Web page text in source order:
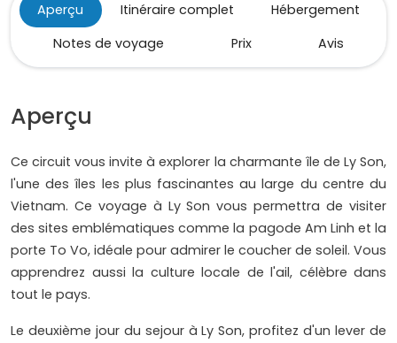
Aperçu Itinéraire complet
Hébergement
Notes de voyage
Prix Avis
Aperçu
Ce circuit vous invite à explorer la charmante île de Ly Son,
l'une des îles les plus fascinantes au large du centre du
Vietnam. Ce voyage à Ly Son vous permettra de visiter
des sites emblématiques comme la pagode Am Linh et la
porte To Vo, idéale pour admirer le coucher de soleil. Vous
apprendrez aussi la culture locale de l'ail, célèbre dans
tout le pays.
Le deuxième jour du sejour à Ly Son, profitez d'un lever de